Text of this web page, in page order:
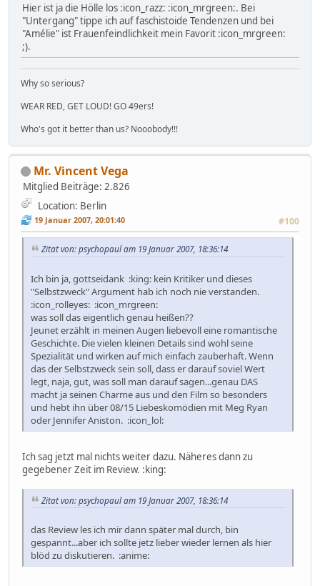
Hier ist ja die Hölle los :icon_razz: :icon_mrgreen:. Bei
"Untergang" tippe ich auf faschistoide Tendenzen und bei
"Amélie" ist Frauenfeindlichkeit mein Favorit :icon_mrgreen:
;).
Why so serious?
WEAR RED, GET LOUD! GO 49ers!
Who's got it better than us? Nooobody!!!
Mr. Vincent Vega
Mitglied Beiträge: 2.826
Location: Berlin
19 Januar 2007, 20:01:40 #100
Zitat von: psychopaul am 19 Januar 2007, 18:36:14
Ich bin ja, gottseidank :king: kein Kritiker und dieses
"Selbstzweck" Argument hab ich noch nie verstanden.
:icon_rolleyes: :icon_mrgreen:
was soll das eigentlich genau heißen??
Jeunet erzählt in meinen Augen liebevoll eine romantische
Geschichte. Die vielen kleinen Details sind wohl seine
Spezialität und wirken auf mich einfach zauberhaft. Wenn
das der Selbstzweck sein soll, dass er darauf soviel Wert
legt, naja, gut, was soll man darauf sagen...genau DAS
macht ja seinen Charme aus und den Film so besonders
und hebt ihn über 08/15 Liebeskomödien mit Meg Ryan
oder Jennifer Aniston. :icon_lol:
Ich sag jetzt mal nichts weiter dazu. Näheres dann zu
gegebener Zeit im Review. :king:
Zitat von: psychopaul am 19 Januar 2007, 18:36:14
das Review les ich mir dann später mal durch, bin
gespannt...aber ich sollte jetz lieber wieder lernen als hier
blöd zu diskutieren. :anime: